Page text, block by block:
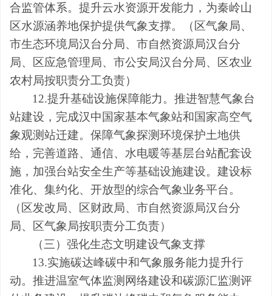
合监管体系。提升云水资源开发能力，为秦岭山
区水源涵养地保护提供气象支撑。
（ 区气象局、
市生态环境局汉台分局、 市自然资源局汉台分
局、
区应急管理 局、 市公安局汉台分局、区农业
农村局按职责分工负责）
12.提升基础设施保障能力。推进智慧气象台
站建设，完成汉中国家基本气象站和国家高空气
象观测站迁建。保障气象探测环境保护土地供
给 ， 完善道路、通信、水电暖等基层台站配套设
施 ， 加强台站安全生产等基础设施建设。建设标
准化、集约化、开放型的综合气象业务平台。
（ 区发改局、 区财政局、 市自然资源局汉台分
局、
区气象局按职责分工负责）
（三 ）强化生态文明建设气象支撑
13.实施碳达峰碳中和气象服务能力提升行
动。推进温室气体监测网络建设和碳源汇监测评